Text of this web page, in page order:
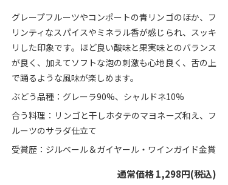
グレープフルーツやコンポートの青リンゴのほか、フ
リンティなスパイスやミネラル香が感じられ、スッキ
リした印象です。ほど良い酸味と果実味とのバランス
が良く、加えてソフトな泡の刺激も心地良く、舌の上
で踊るような風味が楽しめます。
ぶどう品種：グレーラ90%、シャルドネ10%
合う料理：リンゴと干しホタテのマヨネーズ和え、フ
ルーツのサラダ仕立て
受賞歴：ジルベール＆ガイヤール・ワインガイド金賞
通常価格 1,298円(税込)